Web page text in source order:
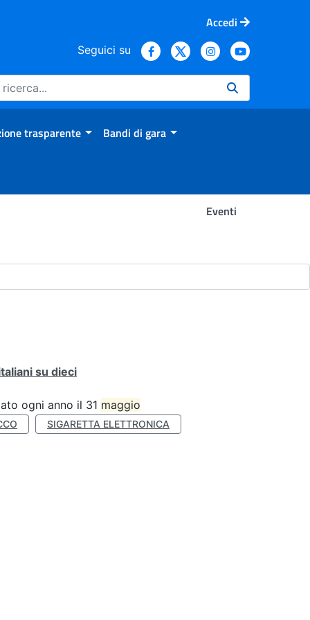
Accedi
Seguici su
trasparente Bandi di gara
Eventi
su dieci
ogni anno il 31 maggio
SIGARETTA ELETTRONICA